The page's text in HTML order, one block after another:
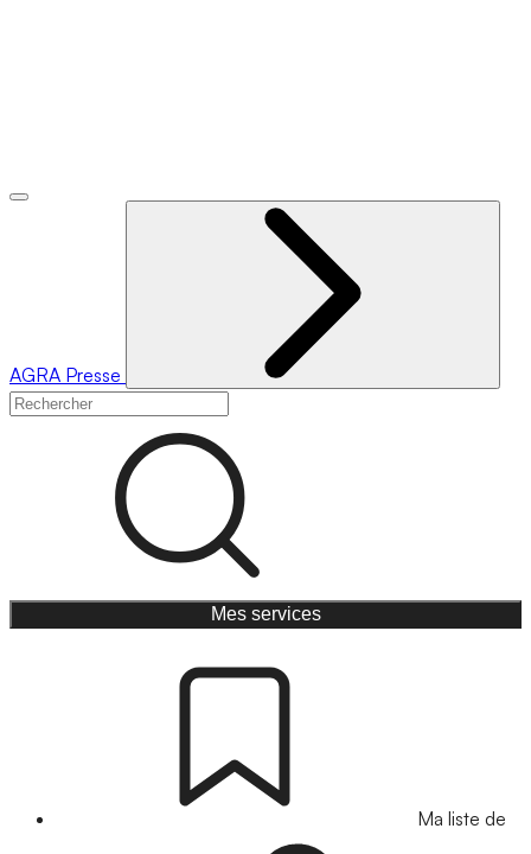
AGRA Presse
Mes services
Ma liste de